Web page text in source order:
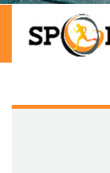
Meniu
Căutare